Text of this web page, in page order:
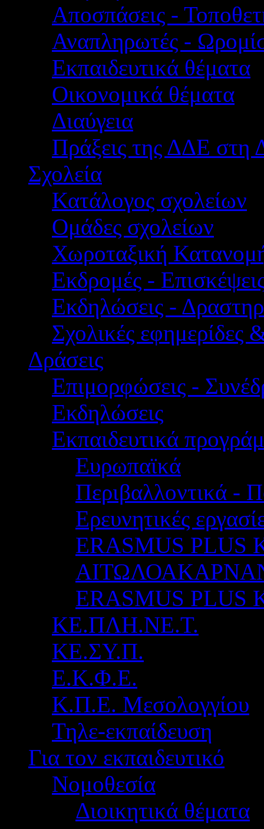
Αποσπάσεις -
Αναπληρωτές -
Εκπαιδευτικά θέματα
Οικονομικά θέματα
Διαύγεια
Πράξεις της ΔΔΕ στη
Σχολεία
Κατάλογος σχολείων
Ομάδες σχολείων
Χωροταξική
Εκδρομές -
Εκδηλώσεις -
Σχολικές εφημερίδες
Δράσεις
Επιμορφώσεις -
Εκδηλώσεις
Εκπαιδευτικά
Ευρωπαϊκά
Περιβαλλοντικά -
Ερευνητικές
ERASMUS PLUS
ERASMUS
ΚΕ.ΠΛΗ.ΝΕ.Τ.
ΚΕ.ΣΥ.Π.
Ε.Κ.Φ.Ε.
Κ.Π.Ε. Μεσολογγίου
Τηλε-εκπαίδευση
Για τον εκπαιδευτικό
Νομοθεσία
Διοικητικά θέματα